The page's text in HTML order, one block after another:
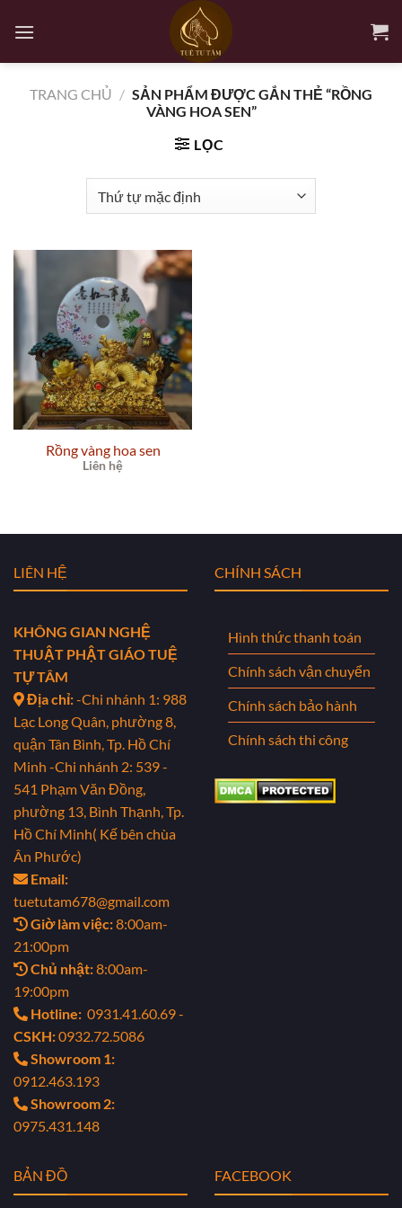
qua
TRANG CHỦ / SẢN PHẨM ĐƯỢC GẮN THẺ “RỒNG
VÀNG HOA SEN”
LỌC
Rồng vàng hoa sen
Liên hệ
LIÊN HỆ
KHÔNG GIAN NGHỆ
THUẬT PHẬT GIÁO TUỆ
TỰ TÂM
Địa chỉ:-Chi nhánh 1: 988
Lạc Long Quân, phường 8,
quận Tân Bình, Tp. Hồ Chí
Minh -Chi nhánh 2: 539 -
541 Phạm Văn Đồng,
phường 13, Bình Thạnh, Tp.
Hồ Chí Minh( Kế bên chùa
Ân Phước)
Email:
tuetutam678@gmail.com
Giờ làm việc:8:00am-
21:00pm
Chủ nhật:8:00am-
19:00pm
Hotline: 0931.41.60.69 -
CSKH:0932.72.5086
Showroom 1:
0912.463.193
Showroom 2:
0975.431.148
CHÍNH SÁCH
Hình thức thanh toán
Chính sách vận chuyển
Chính sách bảo hành
Chính sách thi công
BẢN ĐỒ FACEBOOK